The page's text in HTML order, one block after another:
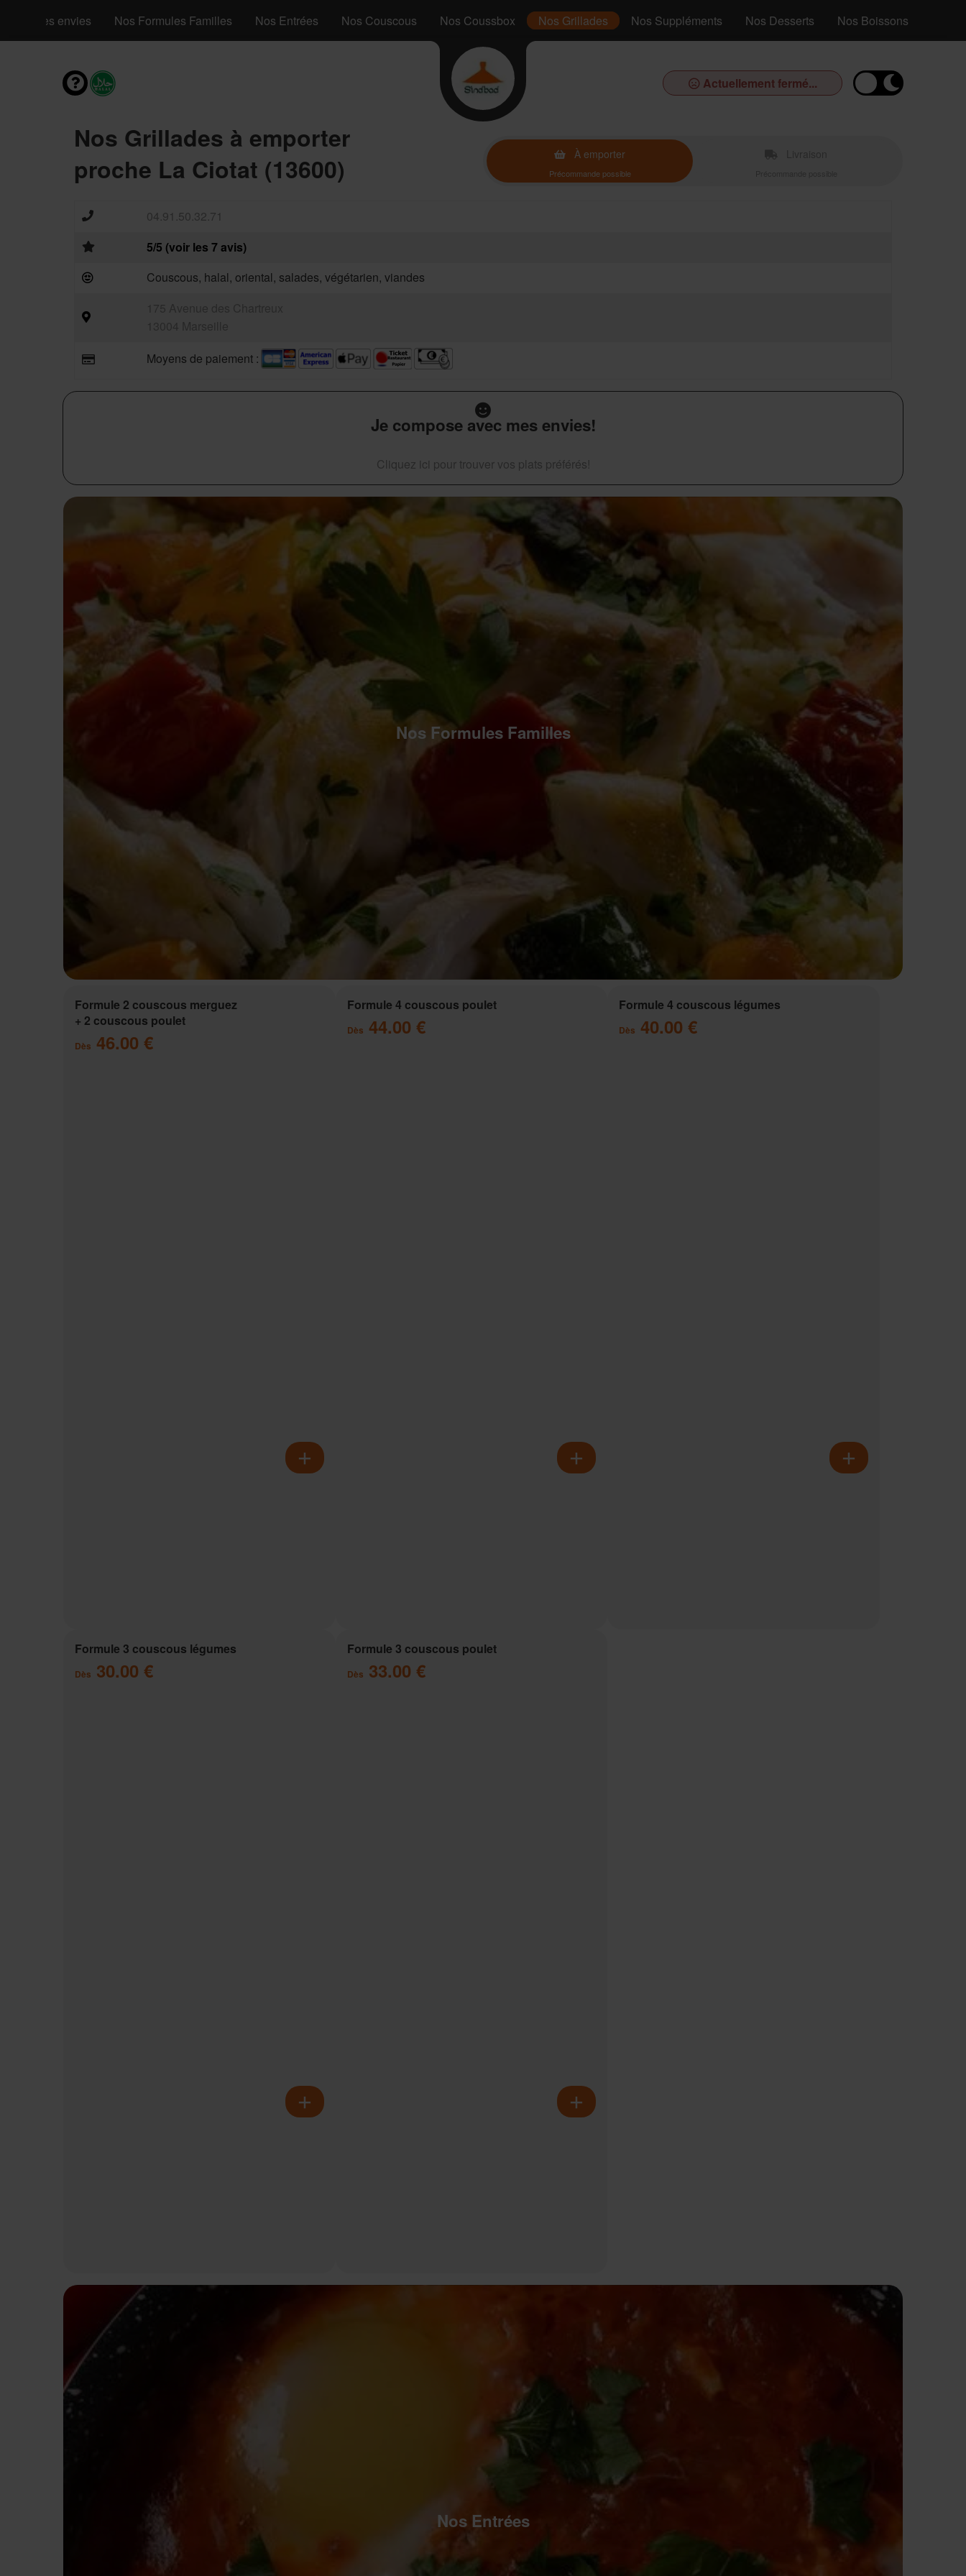
Mes envies Nos Formules Familles Nos Entrées Nos Couscous Nos Coussbox Nos Grillades Nos Suppléments Nos Desserts Nos Boissons
Actuellement fermé...
Nos Grillades à emporter
proche La Ciotat (13600)
À emporter
Précommande possible
04.91.50.32.71
5/5 (voir les 7 avis)
Couscous, halal, oriental, salades, végétarien, viandes
Moyens de paiement :
Je compose avec mes envies!
Cliquez ici pour trouver vos plats préférés!
Nos Formules Familles
Formule 2 couscous merguez
+ 2 couscous poulet
Dès 46.00 €
Formule 4 couscous poulet
Dès 44.00 €
Formule 4 couscous légumes
Dès 40.00 €
Formule 3 couscous légumes
Dès 30.00 €
Formule 3 couscous poulet
Dès 33.00 €
Nos Entrées